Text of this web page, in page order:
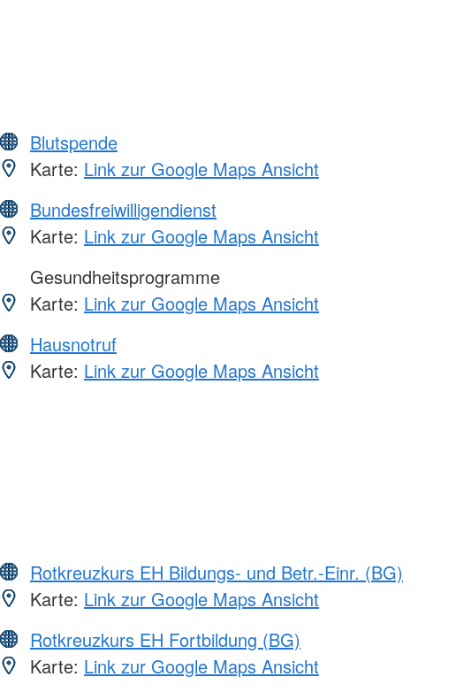
Blutspende
Karte: Link zur Google Maps Ansicht
Bundesfreiwilligendienst
Karte: Link zur Google Maps Ansicht
Gesundheitsprogramme
Karte: Link zur Google Maps Ansicht
Hausnotruf
Karte: Link zur Google Maps Ansicht
Rotkreuzkurs EH Bildungs- und Betr.-Einr. (BG)
Karte: Link zur Google Maps Ansicht
Rotkreuzkurs EH Fortbildung (BG)
Karte: Link zur Google Maps Ansicht